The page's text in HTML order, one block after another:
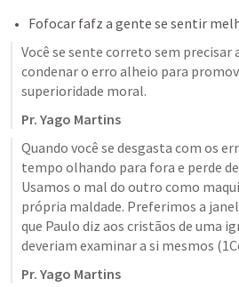
Fofocar fafz a gente se sentir
Você se sente correto sem precisar
condenar o erro alheio para
superioridade moral.
Pr. Yago Martins
Quando você se desgasta com os
tempo olhando para fora e perde
Usamos o mal do outro como
própria maldade. Preferimos a
que Paulo diz aos cristãos de uma
deveriam examinar a si mesmos (
Pr. Yago Martins